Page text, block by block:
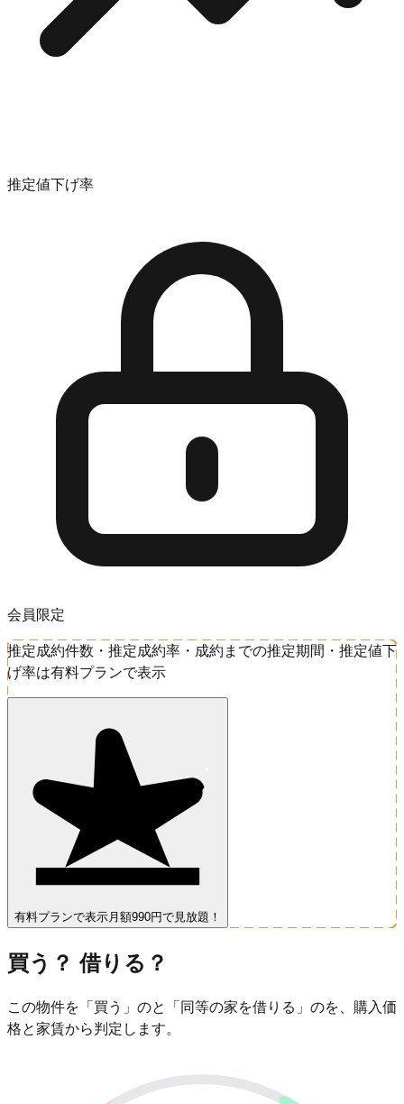
推定値下げ率
会員限定
推定成約件数・推定成約率・成約までの推定期間・推定値下
げ率は有料プランで表示
有料プランで表示 月額990円で見放題！
買う？ 借りる？
この物件を「買う」のと「同等の家を借りる」のを、購入価
格と家賃から判定します。